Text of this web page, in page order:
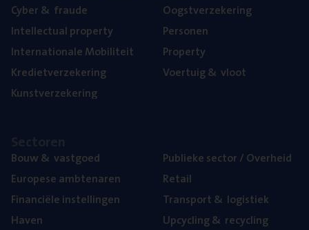
Cyber& fraude
Intel­lec­tu­al property
Inter­na­ti­o­na­le Mobiliteit
Kre­diet­ver­ze­ke­ring
Kunst­ver­ze­ke­ring
Oogst­ver­ze­ke­ring
Per­so­nen
Pro­per­ty
Voer­tuig& vloot
Bouw& vastgoed
Euro­pe­se ambtenaren
Finan­ci­ë­le instellingen
Haven
Publie­ke sec­tor / Overheid
Retail
Trans­port& logistiek
Upcy­cling& recycling